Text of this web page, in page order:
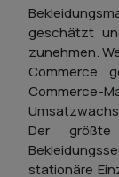
geschätzt
zunehmen.
Commerce
Commerce-
Der
stationäre